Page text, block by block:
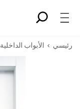
رئيسي الأبواب الداخلية